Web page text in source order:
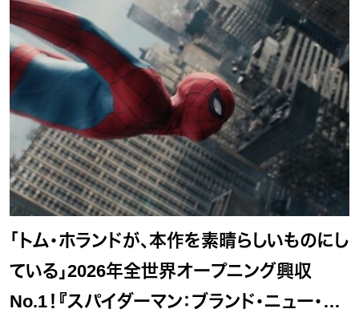
「トム・ホランドが、本作を素晴らしいものにし
ている」2026年全世界オープニング興収
No.1！『スパイダーマン：ブランド・ニュー・デ